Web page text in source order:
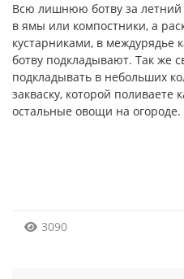
Всю лишнюю ботву за
в ямы или компостники, а
кустарниками, в междурядье
ботву подкладывают. Так же
подкладывать в небольших
закваску, которой поливаете
остальные овощи на огороде.
3090